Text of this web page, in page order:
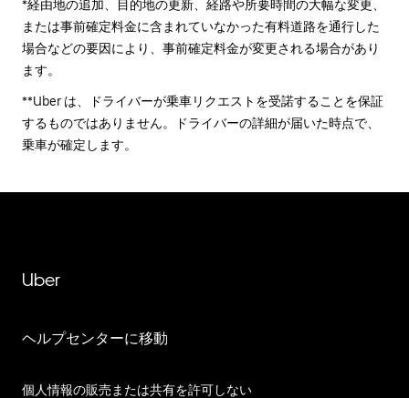
*経由地の追加、目的地の更新、経路や所要時間の大幅な変更、
または事前確定料金に含まれていなかった有料道路を通行した
場合などの要因により、事前確定料金が変更される場合があり
ます。
**Uber は、ドライバーが乗車リクエストを受諾することを保証
するものではありません。ドライバーの詳細が届いた時点で、
乗車が確定します。
Uber
ヘルプセンターに移動
個人情報の販売または共有を許可しない